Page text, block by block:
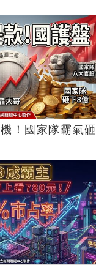
！國家隊霸氣砸